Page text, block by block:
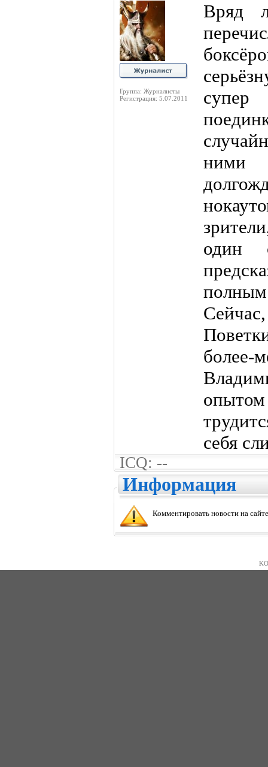
Группа: Журналисты
Регистрация: 5.07.2011
Вряд
ними
один
себя
ICQ: --
Информация
Комментировать новости на